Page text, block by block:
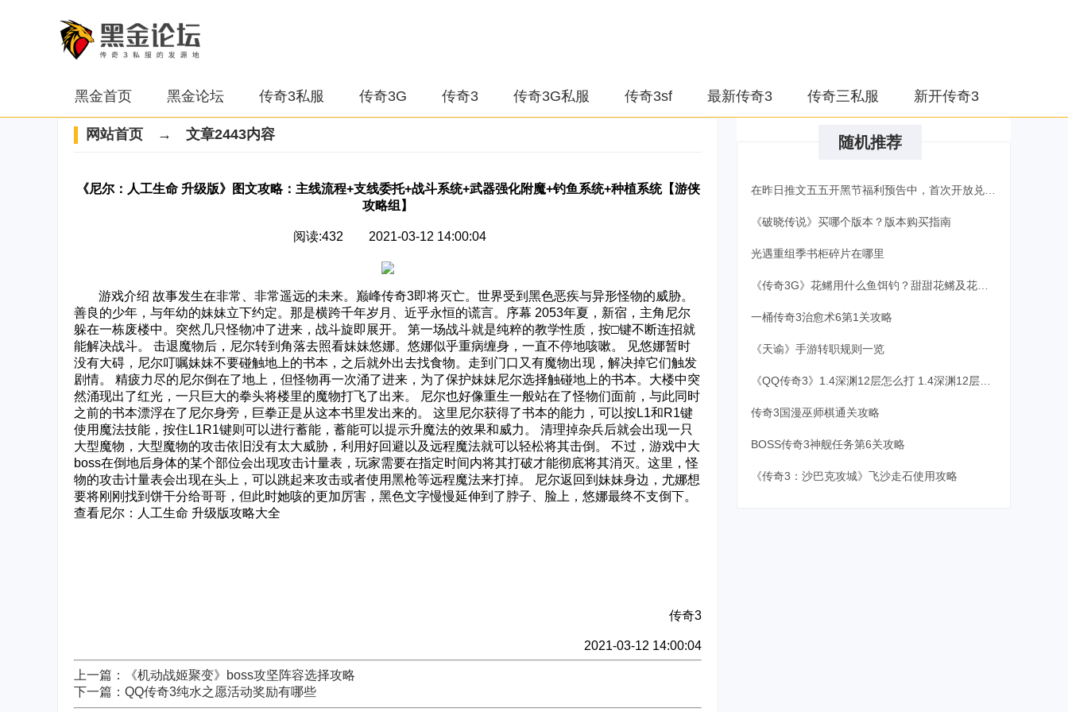
黑金首页 黑金论坛 传奇3私服 传奇3G 传奇3 传奇3G私服 传奇3sf 最新传奇3 传奇三私服 新开传奇3
网站首页 → 文章2443内容
《尼尔：人工生命 升级版》图文攻略：主线流程+支线委托+战斗系统+武器强化附魔+钓鱼系统+种植系统【游侠
攻略组】
阅读:432 2021-03-12 14:00:04
‌‍游戏介绍 故事发生在非常、非常遥远的未来。巅峰传奇3即将灭亡。世界受到黑色恶疾与异形怪物的威胁。
善良的少年，与年幼的妹妹立下约定。那是横跨千年岁月、近乎永恒的谎言。序幕 2053年夏，新宿，主角尼尔
躲在一栋废楼中。突然几只怪物冲了进来，战斗旋即展开。 第一场战斗就是纯粹的教学性质，按□键不断连招就
能解决战斗。 击退魔物后，尼尔转到角落去照看妹妹悠娜。悠娜似乎重病缠身，一直不停地咳嗽。 见悠娜暂时
没有大碍，尼尔叮嘱妹妹不要碰触地上的书本，之后就外出去找食物。走到门口又有魔物出现，解决掉它们触发
剧情。 精疲力尽的尼尔倒在了地上，但怪物再一次涌了进来，为了保护妹妹尼尔选择触碰地上的书本。大楼中突
然涌现出了红光，一只巨大的拳头将楼里的魔物打飞了出来。 尼尔也好像重生一般站在了怪物们面前，与此同时
之前的书本漂浮在了尼尔身旁，巨拳正是从这本书里发出来的。 这里尼尔获得了书本的能力，可以按L1和R1键
使用魔法技能，按住L1R1键则可以进行蓄能，蓄能可以提示升魔法的效果和威力。 清理掉杂兵后就会出现一只
大型魔物，大型魔物的攻击依旧没有太大威胁，利用好回避以及远程魔法就可以轻松将其击倒。 不过，游戏中大
boss在倒地后身体的某个部位会出现攻击计量表，玩家需要在指定时间内将其打破才能彻底将其消灭。这里，怪
物的攻击计量表会出现在头上，可以跳起来攻击或者使用黑枪等远程魔法来打掉。 尼尔返回到妹妹身边，尤娜想
要将刚刚找到饼干分给哥哥，但此时她咳的更加厉害，黑色文字慢慢延伸到了脖子、脸上，悠娜最终不支倒下。
查看尼尔：人工生命 升级版攻略大全
传奇3
2021-03-12 14:00:04
上一篇：《机动战姬聚变》boss攻坚阵容选择攻略
下一篇：QQ传奇3纯水之愿活动奖励有哪些
随机推荐
在昨日推文五五开黑节福利预告中，首次开放兑换的是 开开传奇34月26日微信每日一题答案
《破晓传说》买哪个版本？版本购买指南
光遇重组季书柜碎片在哪里
《传奇3G》花鳉用什么鱼饵钓？甜甜花鳉及花鳉位置分布一览
一桶传奇3治愈术6第1关攻略
《天谕》手游转职规则一览
《QQ传奇3》1.4深渊12层怎么打 1.4深渊12层打法介绍
传奇3国漫巫师棋通关攻略
BOSS传奇3神舰任务第6关攻略
《传奇3：沙巴克攻城》飞沙走石使用攻略